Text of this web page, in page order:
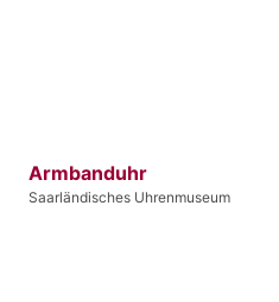
Armbanduhr
Saarländisches Uhrenmuseum